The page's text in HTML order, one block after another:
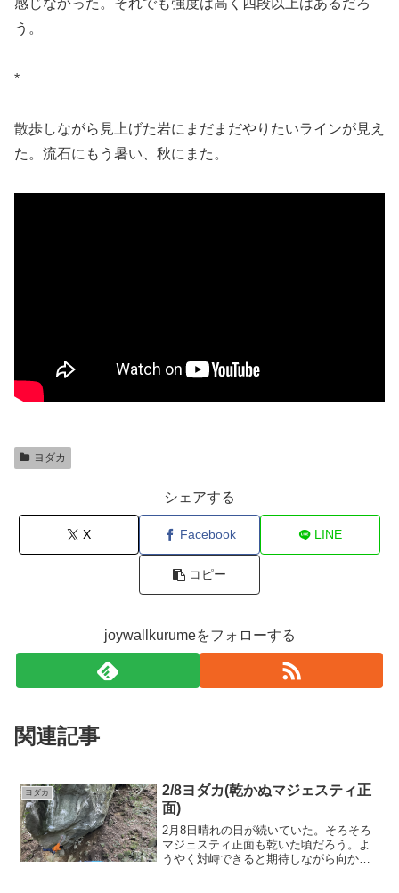
う。
*
散歩しながら見上げた岩にまだまだやりたいラインが見え
た。流石にもう暑い、秋にまた。
ヨダカ
シェアする
X Facebook LINE
コピー
joywallkurumeをフォローする
関連記事
ヨダカ
2/8ヨダカ(乾かぬマジェスティ正
面)
2月8日晴れの日が続いていた。そろそろ
マジェスティ正面も乾いた頃だろう。よ
うやく対峙できると期待しながら向かっ